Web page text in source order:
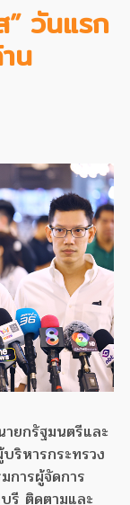
วันแรก
น
ยกรัฐมนตรีและ
ริหารกระทรวง
การผู้จัดการ
รี ติดตามและ